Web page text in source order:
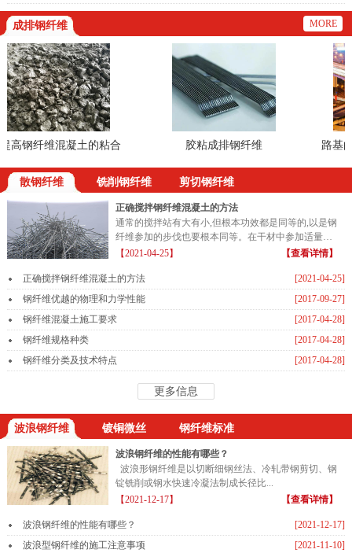
成排钢纤维 MORE
钢纤维混凝土的粘合 胶粘成排钢纤维 路基的
散钢纤维 铣削钢纤维 剪切钢纤维
正确搅拌钢纤维混凝土的方法
通常的搅拌站有大有小,但根本功效都是同等的,以是钢
纤维参加的步伐也要根本同等。在干材中参加适量的
钢纤维...
【2021-04-25】 【查看详情】
[2021-04-25]
正确搅拌钢纤维混凝土的方法
[2017-09-27]
钢纤维优越的物理和力学性能
[2017-04-28]
钢纤维混凝土施工要求
[2017-04-28]
钢纤维规格种类
[2017-04-28]
钢纤维分类及技术特点
更多信息
波浪钢纤维 镀铜微丝 钢纤维标准
波浪钢纤维的性能有哪些？
波浪形钢纤维是以切断细钢丝法、冷轧带钢剪切、钢
锭铣削或钢水快速冷凝法制成长径比...
【2021-12-17】
【查看详情】
[2021-12-17]
波浪钢纤维的性能有哪些？
[2021-11-10]
波浪型钢纤维的施工注意事项